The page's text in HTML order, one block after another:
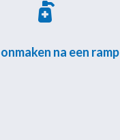

na een ramp